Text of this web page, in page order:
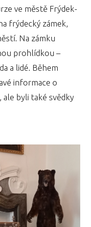
ve městě Frýdek-
frýdecký zámek,
Na zámku
prohlídkou –
a lidé. Během
informace o
ale byli také svědky